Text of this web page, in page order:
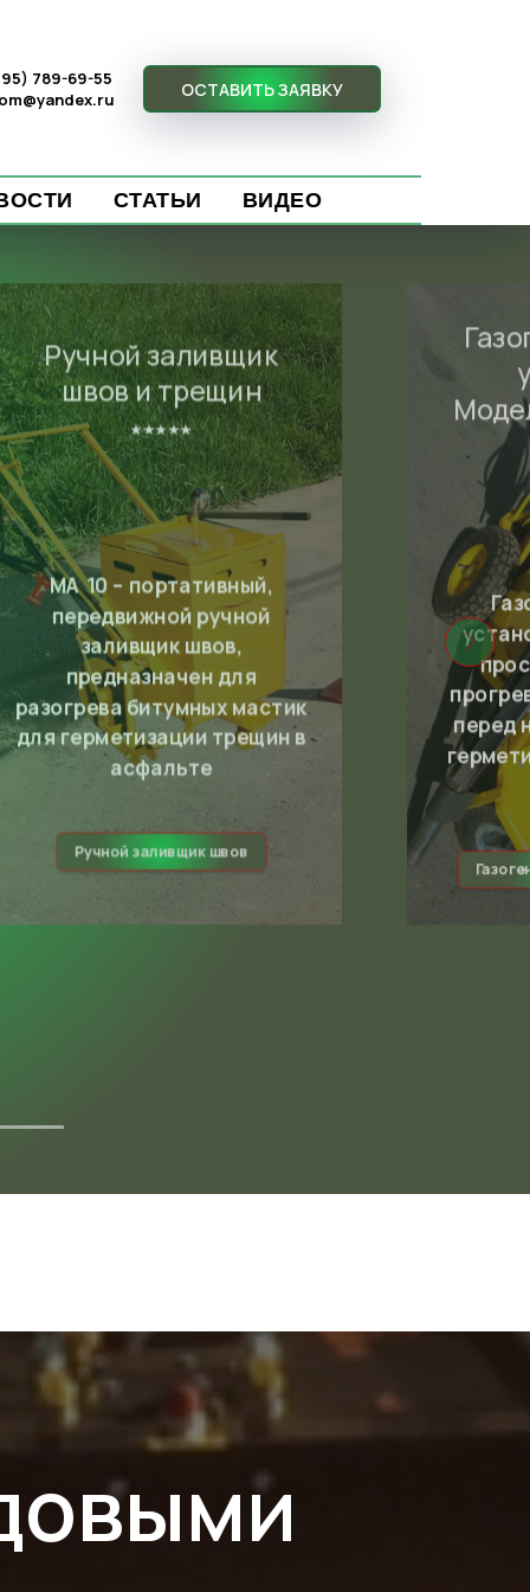
789-69-55
ОСТАВИТЬ ЗАЯВКУ
СТАТЬИ ВИДЕО
Ручной заливщик
швов и трещин
⭑⭑⭑⭑⭑
MA 10 – портативный,
передвижной ручной
заливщик швов,
предназначен для
разогрева битумных мастик
для герметизации трещин в
асфальте
Ручной заливщик швов
перед